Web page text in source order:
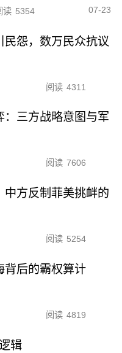
读 5354 07-23
民怨，数万民众抗议
阅读 4311
：三方战略意图与军
阅读 7606
中方反制菲美挑衅的
阅读 5254
背后的霸权算计
阅读 4819
辑